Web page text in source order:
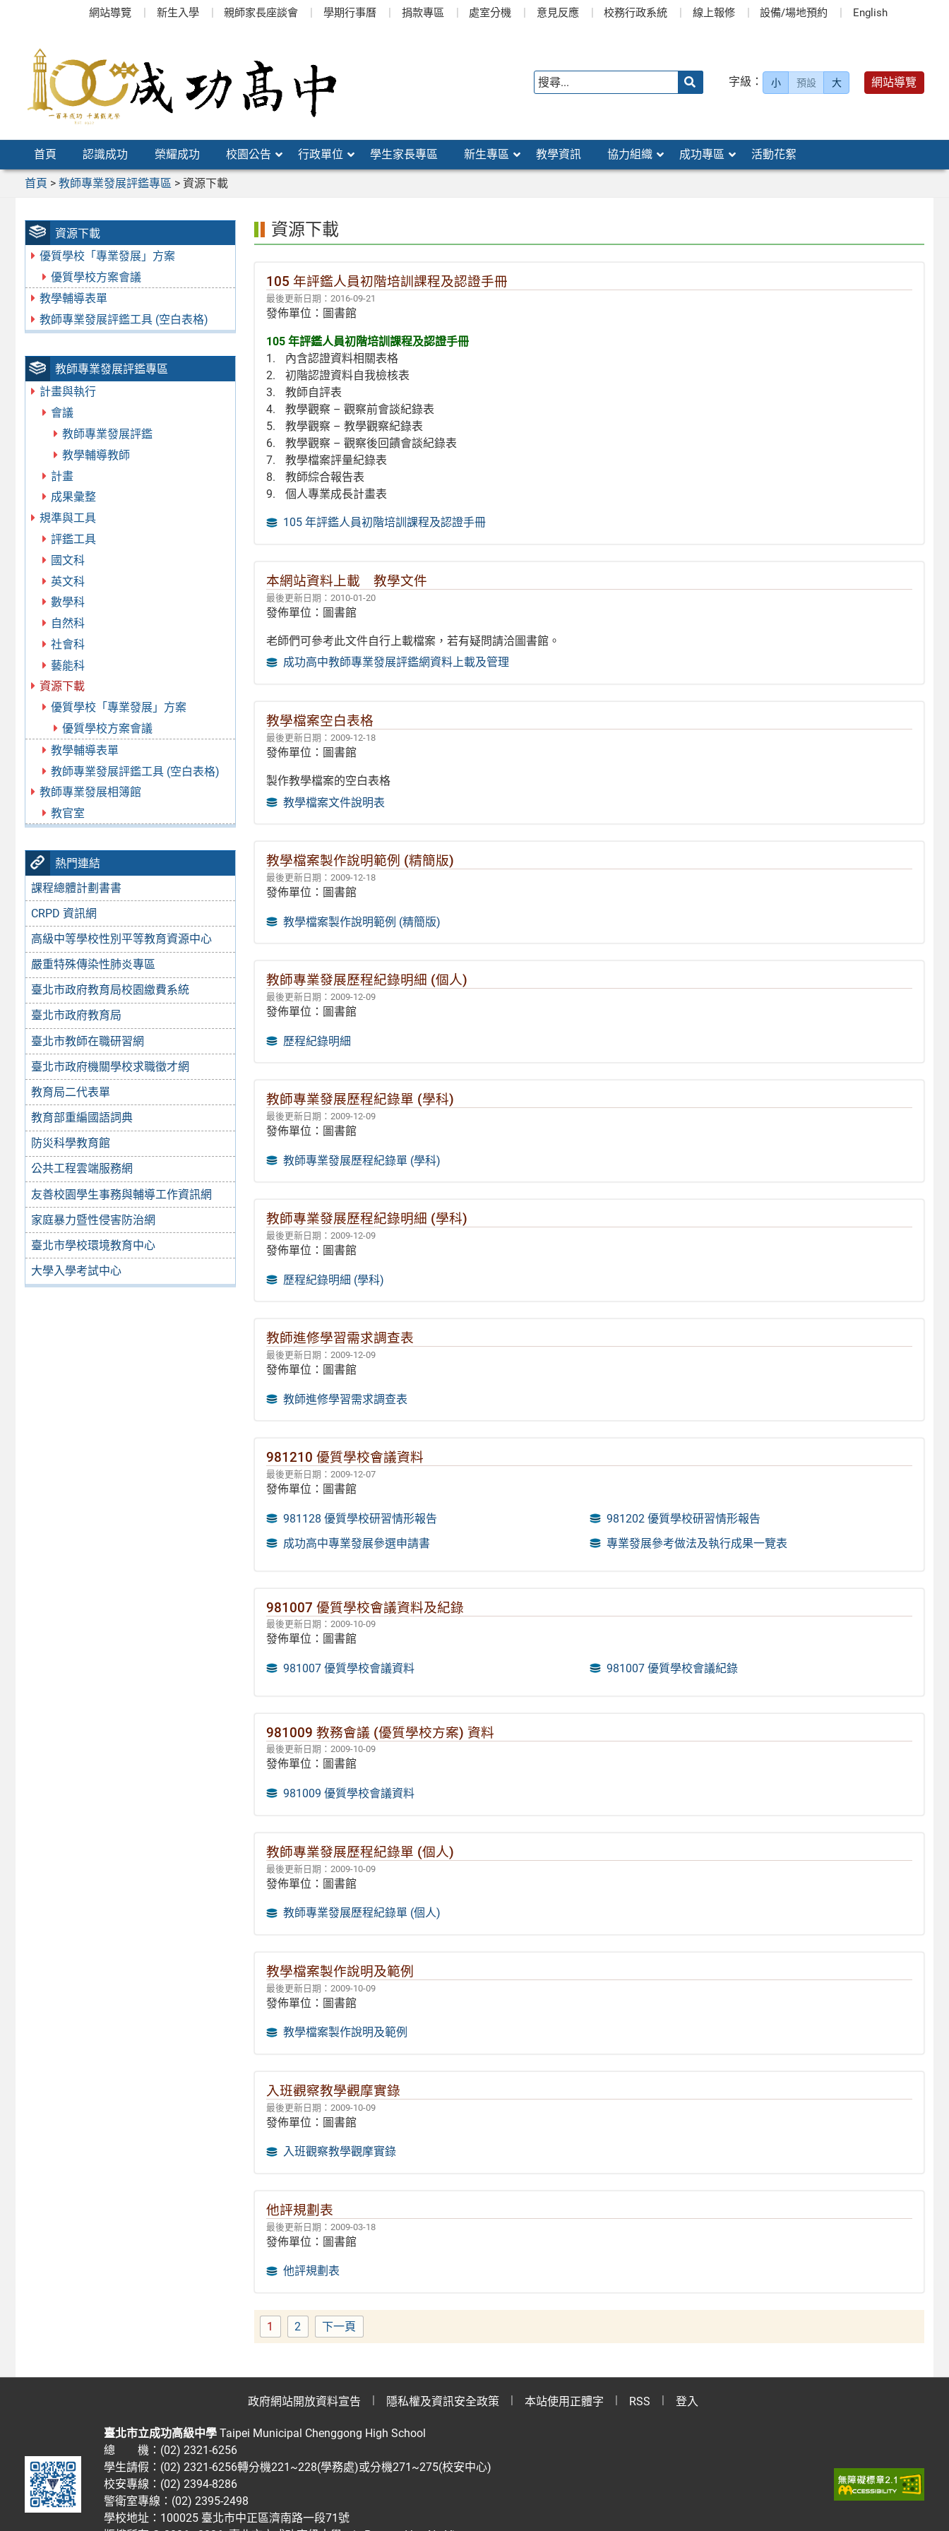
網站導覽 新生入學 親師家長座談會 學期行事曆 捐款專區 處室分機 意見反應 校務行政系統 線上報修 設備/場地預約 English
字級： 小 預設 大 網站導覽
首頁 認識成功 榮耀成功 校園公告 行政單位 學生家長專區 新生專區 教學資訊 協力組織 成功專區 活動花絮
首頁 > 教師專業發展評鑑專區 > 資源下載
資源下載
優質學校「專業發展」方案
優質學校方案會議
教學輔導表單
教師專業發展評鑑工具 (空白表格)
教師專業發展評鑑專區
計畫與執行
會議
教師專業發展評鑑
教學輔導教師
計畫
成果彙整
規準與工具
評鑑工具
國文科
英文科
數學科
自然科
社會科
藝能科
資源下載
優質學校「專業發展」方案
優質學校方案會議
教學輔導表單
教師專業發展評鑑工具 (空白表格)
教師專業發展相簿館
教官室
熱門連結
課程總體計劃書書
CRPD 資訊網
高級中等學校性別平等教育資源中心
嚴重特殊傳染性肺炎專區
臺北市政府教育局校園繳費系統
臺北市政府教育局
臺北市教師在職研習網
臺北市政府機關學校求職徵才網
教育局二代表單
教育部重編國語詞典
防災科學教育館
公共工程雲端服務網
友善校園學生事務與輔導工作資訊網
家庭暴力暨性侵害防治網
臺北市學校環境教育中心
大學入學考試中心
資源下載
105 年評鑑人員初階培訓課程及認證手冊
最後更新日期：2016-09-21
發佈單位：圖書館
105 年評鑑人員初階培訓課程及認證手冊
內含認證資料相關表格
初階認證資料自我檢核表
教師自評表
教學觀察 – 觀察前會談紀錄表
教學觀察 – 教學觀察紀錄表
教學觀察 – 觀察後回饋會談紀錄表
教學檔案評量紀錄表
教師綜合報告表
個人專業成長計畫表
105 年評鑑人員初階培訓課程及認證手冊
本網站資料上載 教學文件
最後更新日期：2010-01-20
發佈單位：圖書館
老師們可參考此文件自行上載檔案，若有疑問請洽圖書館。
成功高中教師專業發展評鑑網資料上載及管理
教學檔案空白表格
最後更新日期：2009-12-18
發佈單位：圖書館
製作教學檔案的空白表格
教學檔案文件說明表
教學檔案製作說明範例 (精簡版)
最後更新日期：2009-12-18
發佈單位：圖書館
教學檔案製作說明範例 (精簡版)
教師專業發展歷程紀錄明細 (個人)
最後更新日期：2009-12-09
發佈單位：圖書館
歷程紀錄明細
教師專業發展歷程紀錄單 (學科)
最後更新日期：2009-12-09
發佈單位：圖書館
教師專業發展歷程紀錄單 (學科)
教師專業發展歷程紀錄明細 (學科)
最後更新日期：2009-12-09
發佈單位：圖書館
歷程紀錄明細 (學科)
教師進修學習需求調查表
最後更新日期：2009-12-09
發佈單位：圖書館
教師進修學習需求調查表
981210 優質學校會議資料
最後更新日期：2009-12-07
發佈單位：圖書館
981128 優質學校研習情形報告
981202 優質學校研習情形報告
成功高中專業發展參選申請書
專業發展參考做法及執行成果一覽表
981007 優質學校會議資料及紀錄
最後更新日期：2009-10-09
發佈單位：圖書館
981007 優質學校會議資料 981007 優質學校會議紀錄
981009 教務會議 (優質學校方案) 資料
最後更新日期：2009-10-09
發佈單位：圖書館
981009 優質學校會議資料
教師專業發展歷程紀錄單 (個人)
最後更新日期：2009-10-09
發佈單位：圖書館
教師專業發展歷程紀錄單 (個人)
教學檔案製作說明及範例
最後更新日期：2009-10-09
發佈單位：圖書館
教學檔案製作說明及範例
入班觀察教學觀摩實錄
最後更新日期：2009-10-09
發佈單位：圖書館
入班觀察教學觀摩實錄
他評規劃表
最後更新日期：2009-03-18
發佈單位：圖書館
他評規劃表
Page
1 Page
2 下一頁
政府網站開放資料宣告 隱私權及資訊安全政策 本站使用正體字 RSS 登入
臺北市立成功高級中學Taipei Municipal Chenggong High School
總 機：(02) 2321-6256
學生請假：(02) 2321-6256轉分機221~228(學務處)或分機271~275(校安中心)
校安專線：(02) 2394-8286
警衛室專線：(02) 2395-2498
學校地址：100025 臺北市中正區濟南路一段71號